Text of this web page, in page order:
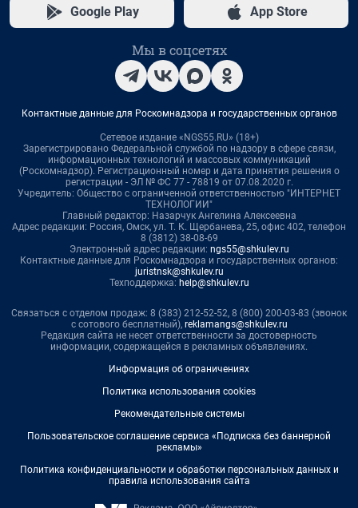
Google Play App Store
Мы в соцсетях
Контактные данные для Роскомнадзора и государственных органов
Сетевое издание «NGS55.RU» (18+)
Зарегистрировано Федеральной службой по надзору в сфере связи,
информационных технологий и массовых коммуникаций
(Роскомнадзор). Регистрационный номер и дата принятия решения о
регистрации - ЭЛ № ФС 77 - 78819 от 07.08.2020 г.
Учредитель: Общество с ограниченной ответственностью "ИНТЕРНЕТ
ТЕХНОЛОГИИ"
Главный редактор: Назарчук Ангелина Алексеевна
Адрес редакции: Россия, Омск, ул. Т. К. Щербанева, 25, офис 402, телефон
8 (3812) 38-08-69
Электронный адрес редакции: ngs55@shkulev.ru
Контактные данные для Роскомнадзора и государственных органов:
juristnsk@shkulev.ru
Техподдержка: help@shkulev.ru
Связаться с отделом продаж: 8 (383) 212-52-52, 8 (800) 200-03-83 (звонок
с сотового бесплатный), reklamangs@shkulev.ru
Редакция сайта не несет ответственности за достоверность
информации, содержащейся в рекламных объявлениях.
Информация об ограничениях
Политика использования cookies
Рекомендательные системы
Пользовательское соглашение сервиса «Подписка без баннерной
рекламы»
Политика конфиденциальности и обработки персональных данных и
правила использования сайта